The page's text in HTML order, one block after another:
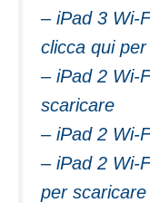
– iPad 3 Wi-
clicca qui
– iPad 2 Wi-
scaricare
– iPad 2 Wi-
– iPad 2 Wi-
per scaricare